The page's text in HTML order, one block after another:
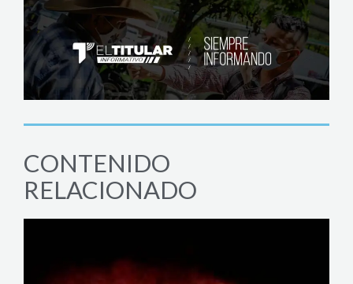
CONTENIDO
RELACIONADO